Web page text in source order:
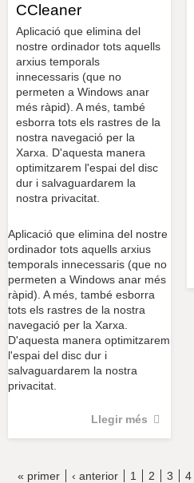
CCleaner
Aplicació que elimina del
nostre ordinador tots aquells
arxius temporals
innecessaris (que no
permeten a Windows anar
més ràpid). A més, també
esborra tots els rastres de la
nostra navegació per la
Xarxa. D'aquesta manera
optimitzarem l'espai del disc
dur i salvaguardarem la
nostra privacitat.
Llegir més
Aplicació que elimina del nostre
ordinador tots aquells arxius
temporals innecessaris (que no
permeten a Windows anar més
ràpid). A més, també esborra
tots els rastres de la nostra
navegació per la Xarxa.
D'aquesta manera optimitzarem
l'espai del disc dur i
salvaguardarem la nostra
privacitat.
« primer ‹ anterior 1 2 3 4